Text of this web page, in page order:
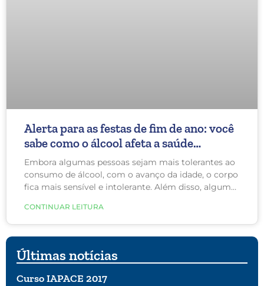
Alerta para as festas de fim de ano: você
sabe como o álcool afeta a saúde
cardiovascular?
Embora algumas pessoas sejam mais tolerantes ao
consumo de álcool, com o avanço da idade, o corpo
fica mais sensível e intolerante. Além disso, algumas
metabolização dessa substância.
CONTINUAR LEITURA
Últimas notícias
Curso IAPACE 2017